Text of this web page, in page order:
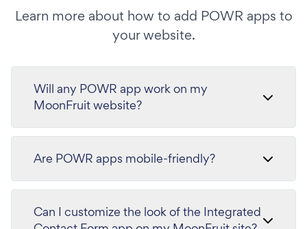
Learn more about how to add POWR apps to
your website.
Will any POWR app work on my
MoonFruit website?
Are POWR apps mobile-friendly?
Can I customize the look of the Integrated